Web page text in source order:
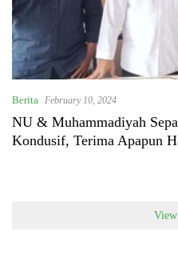
Berita February 10, 2024
NU & Muhammadiyah
Kondusif, Terima Apapun